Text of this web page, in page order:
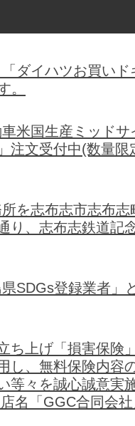
ダイハツお買いド
。
米国生産ミッドサ
注文受付中(数量限
を志布志市志布志
り、志布志鉄道記
SDGs登録業者」
上げ「損害保険
し、無料保険内容
等々を誠心誠意実
名「GGC合同会